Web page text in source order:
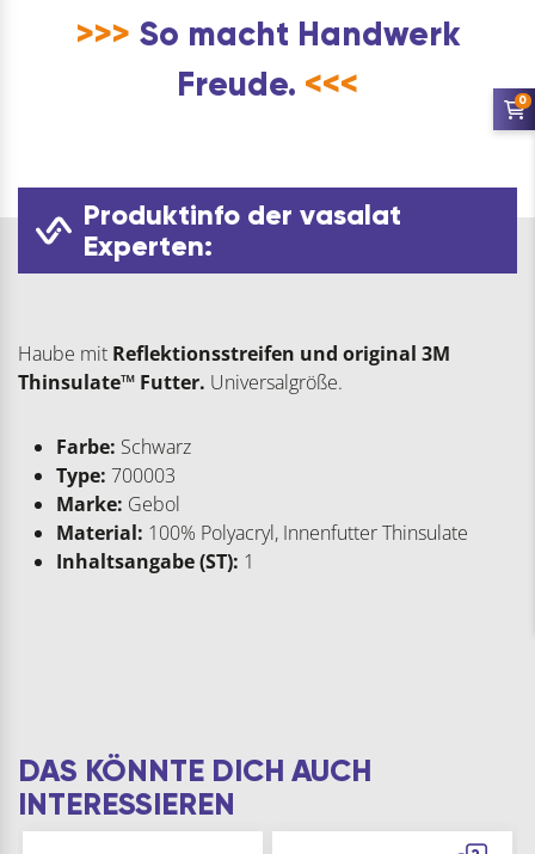
>>> So macht Handwerk
Freude. <<<
Produktinfo der vasalat
Experten:
Haube mit Reflektionsstreifen und original 3M
Thinsulate™ Futter. Universalgröße.
Farbe: Schwarz
Type: 700003
Marke: Gebol
Material: 100% Polyacryl, Innenfutter Thinsulate
Inhaltsangabe (ST): 1
DAS KÖNNTE DICH AUCH
INTERESSIEREN
0